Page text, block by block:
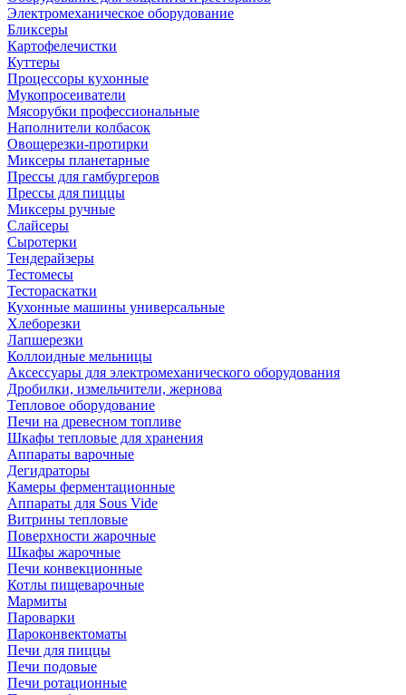
Электромеханическое оборудование
Бликсеры
Картофелечистки
Куттеры
Процессоры кухонные
Мукопросеиватели
Мясорубки профессиональные
Наполнители колбасок
Овощерезки-протирки
Миксеры планетарные
Прессы для гамбургеров
Прессы для пиццы
Миксеры ручные
Слайсеры
Сыротерки
Тендерайзеры
Тестомесы
Тестораскатки
Кухонные машины универсальные
Хлеборезки
Лапшерезки
Коллоидные мельницы
Аксессуары для электромеханического оборудования
Дробилки, измельчители, жернова
Тепловое оборудование
Печи на древесном топливе
Шкафы тепловые для хранения
Аппараты варочные
Дегидраторы
Камеры ферментационные
Аппараты для Sous Vide
Витрины тепловые
Поверхности жарочные
Шкафы жарочные
Печи конвекционные
Котлы пищеварочные
Мармиты
Пароварки
Пароконвектоматы
Печи для пиццы
Печи подовые
Печи ротационные